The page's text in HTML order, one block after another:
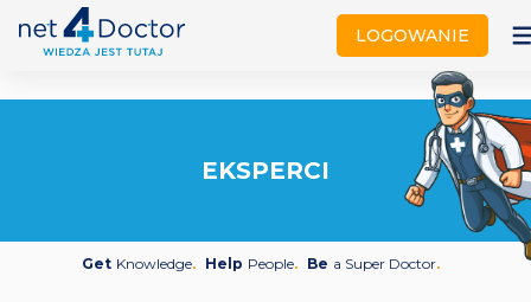
LOGOWANIE
EKSPERCI
Get Knowledge Help People Be a Super Doctor